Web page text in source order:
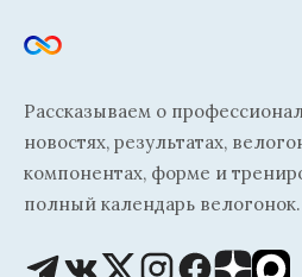
Рассказываем о
новостях, результатах,
компонентах, форме и
полный календарь велогонок.